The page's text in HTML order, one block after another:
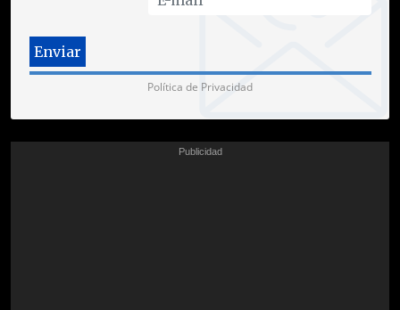
Política de Privacidad